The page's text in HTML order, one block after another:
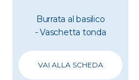
Burrata al basilico
- Vaschetta tonda
VAI ALLA SCHEDA